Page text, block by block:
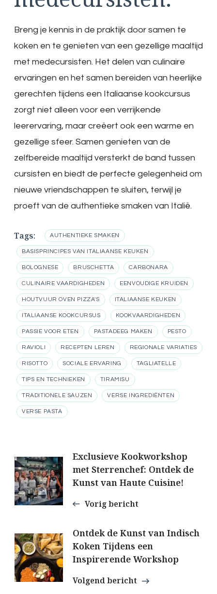
Breng je kennis in de praktijk door samen te
koken en te genieten van een gezellige maaltijd
met medecursisten. Het delen van culinaire
ervaringen en het samen bereiden van heerlijke
gerechten tijdens een Italiaanse kookcursus
zorgt niet alleen voor een verrijkende
leerervaring, maar creëert ook een warme en
gezellige sfeer. Samen genieten van de
zelfbereide maaltijd versterkt de band tussen
cursisten en biedt de perfecte gelegenheid om
nieuwe vriendschappen te sluiten, terwijl je
proeft van de authentieke smaken van Italië.
Tags: AUTHENTIEKE SMAKEN
BASISPRINCIPES VAN ITALIAANSE KEUKEN
BOLOGNESE BRUSCHETTA CARBONARA
CULINAIRE VAARDIGHEDEN EENVOUDIGE KRUIDEN
HOUTVUUR OVEN PIZZA'S ITALIAANSE KEUKEN
ITALIAANSE KOOKCURSUS KOOKVAARDIGHEDEN
PASSIE VOOR ETEN PASTADEEG MAKEN PESTO
RAVIOLI RECEPTEN LEREN REGIONALE VARIATIES
RISOTTO SOCIALE ERVARING TAGLIATELLE
TIPS EN TECHNIEKEN TIRAMISU
TRADITIONELE SAUZEN VERSE INGREDIËNTEN
VERSE PASTA
Berichtnavigatie
Exclusieve Kookworkshop
met Sterrenchef: Ontdek de
Kunst van Haute Cuisine!
Vorig bericht
Ontdek de Kunst van Indisch
Koken Tijdens een
Inspirerende Workshop
Volgend bericht